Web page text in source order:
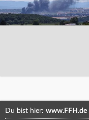
Du bist hier: www.FFH.de